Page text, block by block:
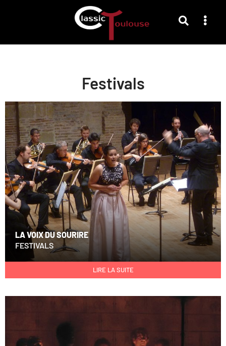
Festivals
LA VOIX DU SOURIRE
FESTIVALS
LIRE LA SUITE